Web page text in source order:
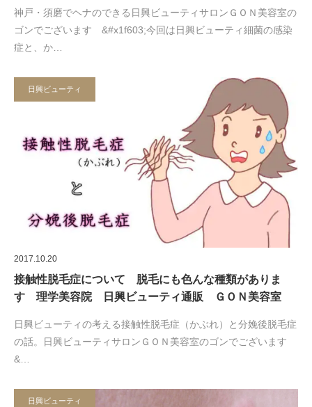
神戸・須磨でヘナのできる日興ビューティサロンＧＯＮ美容室の
ゴンでございます &#x1f603;今回は日興ビューティ細菌の感染
症と、か…
日興ビューティ
2017.10.20
接触性脱毛症について 脱毛にも色んな種類がありま
す 理学美容院 日興ビューティ通販 ＧＯＮ美容室
日興ビューティの考える接触性脱毛症（かぶれ）と分娩後脱毛症
の話。日興ビューティサロンＧＯＮ美容室のゴンでございます
&…
日興ビューティ